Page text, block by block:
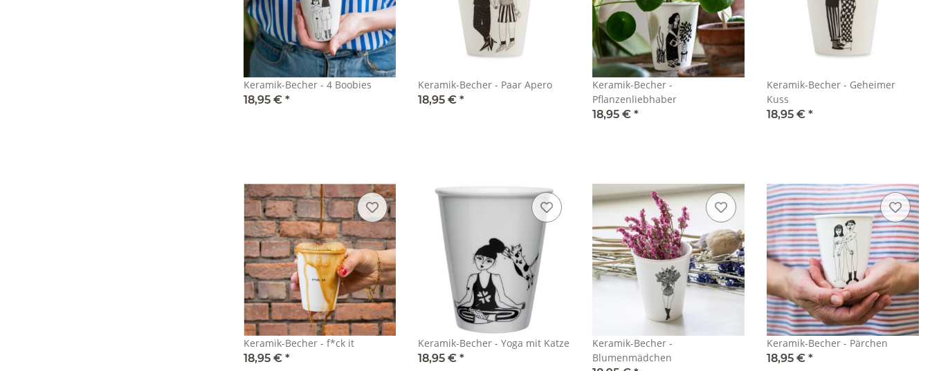
Keramik-Becher - 4 Boobies
18,95 € *
Keramik-Becher - Paar Apero
18,95 € *
Keramik-Becher -
Pflanzenliebhaber
18,95 € *
Keramik-Becher - Geheimer
Kuss
18,95 € *
Keramik-Becher - f*ck it
18,95 € *
Keramik-Becher - Yoga mit Katze
18,95 € *
Keramik-Becher -
Blumenmädchen
Keramik-Becher - Pärchen
18,95 € *